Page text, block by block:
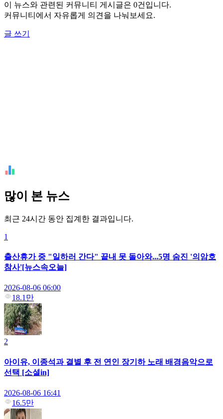
이 뉴스와 관련된 커뮤니티 게시글은 0건입니다.
커뮤니티에서 자유롭게 의견을 나눠보세요.
글 쓰기
많이 본 뉴스
최근 24시간 동안 집계한 결과입니다.
1
출산휴가 중 "일하러 간다" 끝내 못 돌아와...5명 숨진 '의암호
참사'[뉴스속오늘]
2026-08-06 06:00
18.1만
2
아이유, 이종석과 결별 후 전 연인 장기하 노래 배경음악으로
선택 [소셜in]
2026-08-06 16:41
16.5만